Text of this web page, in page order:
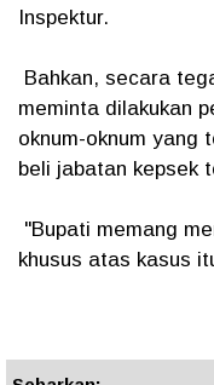
Inspektur.
Bahkan, secara
meminta dilakukan
oknum-oknum yang
beli jabatan kepsek
"Bupati memang
khusus atas kasus